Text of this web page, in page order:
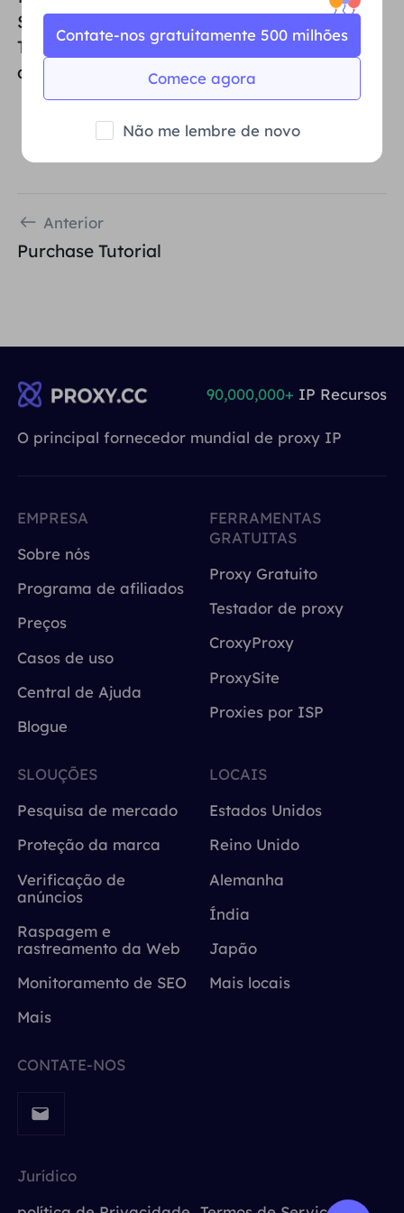
Static Residential Proxies can be chosen.
This ensuresefficiency and protects privacy
at the same time.
Anterior
Purchase Tutorial
O principal fornecedor mundial de proxy IP
90,000,000+ IP Recursos
EMPRESA
Sobre nós
Programa de afiliados
Preços
Casos de uso
Central de Ajuda
Blogue
FERRAMENTAS
GRATUITAS
Proxy Gratuito
Testador de proxy
CroxyProxy
ProxySite
Proxies por ISP
SLOUÇÕES
Pesquisa de mercado
Proteção da marca
Verificação de
anúncios
Raspagem e
rastreamento da Web
Monitoramento de SEO
Mais
LOCAIS
Estados Unidos
Reino Unido
Alemanha
Índia
Japão
Mais locais
CONTATE-NOS
Jurídico
Comece agora
Contate-nos gratuitamente 500 milhões
Não me lembre de novo